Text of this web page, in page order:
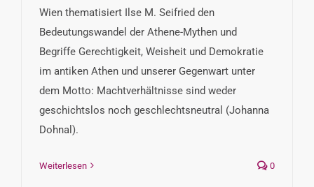
Wien thematisiert Ilse M. Seifried den
Bedeutungswandel der Athene-Mythen und
Begriffe Gerechtigkeit, Weisheit und Demokratie
im antiken Athen und unserer Gegenwart unter
dem Motto: Machtverhältnisse sind weder
geschichtslos noch geschlechtsneutral (Johanna
Dohnal).
Weiterlesen 0